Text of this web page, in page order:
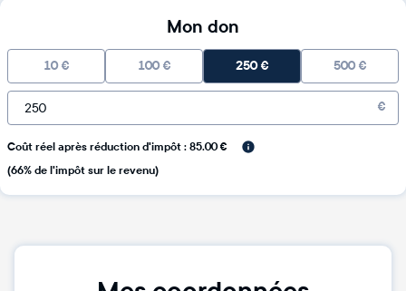
Mon don
10 € 100 € 250€ 500 €
€
Coût réel après réduction d'impôt : 85.00 €
(66% de l'impôt sur le revenu)